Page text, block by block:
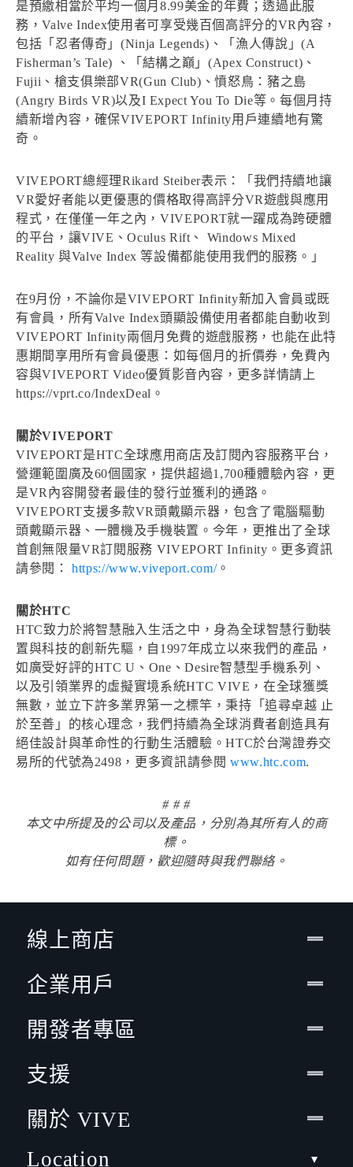
是預繳相當於平均一個月8.99美金的年費；透過此服
務，Valve Index使用者可享受幾百個高評分的VR內容，
包括「忍者傳奇」(Ninja Legends)、「漁人傳說」(A
Fisherman’s Tale) 、「結構之巔」(Apex Construct)、
Fujii、槍支俱樂部VR(Gun Club)、憤怒鳥：豬之島
(Angry Birds VR)以及I Expect You To Die等。每個月持
續新增內容，確保VIVEPORT Infinity用戶連續地有驚
奇。
VIVEPORT總經理Rikard Steiber表示：「我們持續地讓
VR愛好者能以更優惠的價格取得高評分VR遊戲與應用
程式，在僅僅一年之內，VIVEPORT就一躍成為跨硬體
的平台，讓VIVE、Oculus Rift、 Windows Mixed
Reality 與Valve Index 等設備都能使用我們的服務。」
在9月份，不論你是VIVEPORT Infinity新加入會員或既
有會員，所有Valve Index頭顯設備使用者都能自動收到
VIVEPORT Infinity兩個月免費的遊戲服務，也能在此特
惠期間享用所有會員優惠：如每個月的折價券，免費內
容與VIVEPORT Video優質影音內容，更多詳情請上
https://vprt.co/IndexDeal。
關於VIVEPORT
VIVEPORT是HTC全球應用商店及訂閱內容服務平台，
營運範圍廣及60個國家，提供超過1,700種體驗內容，更
是VR內容開發者最佳的發行並獲利的通路。
VIVEPORT支援多款VR頭戴顯示器，包含了電腦驅動
頭戴顯示器、一體機及手機裝置。今年，更推出了全球
首創無限量VR訂閱服務 VIVEPORT Infinity。更多資訊
請參閱：
https://www.viveport.com/。
關於HTC
HTC致力於將智慧融入生活之中，身為全球智慧行動裝
置與科技的創新先驅，自1997年成立以來我們的產品，
如廣受好評的HTC U、One、Desire智慧型手機系列、
以及引領業界的虛擬實境系統HTC VIVE，在全球獲獎
無數，並立下許多業界第一之標竿，秉持「追尋卓越 止
於至善」的核心理念，我們持續為全球消費者創造具有
絕佳設計與革命性的行動生活體驗。HTC於台灣證券交
易所的代號為2498，更多資訊請參閱 www.htc.com.
# # #
本文中所提及的公司以及產品，分別為其所有人的商
標。
如有任何問題，歡迎隨時與我們聯絡。
線上商店
企業用戶
開發者專區
支援
關於 VIVE
Location